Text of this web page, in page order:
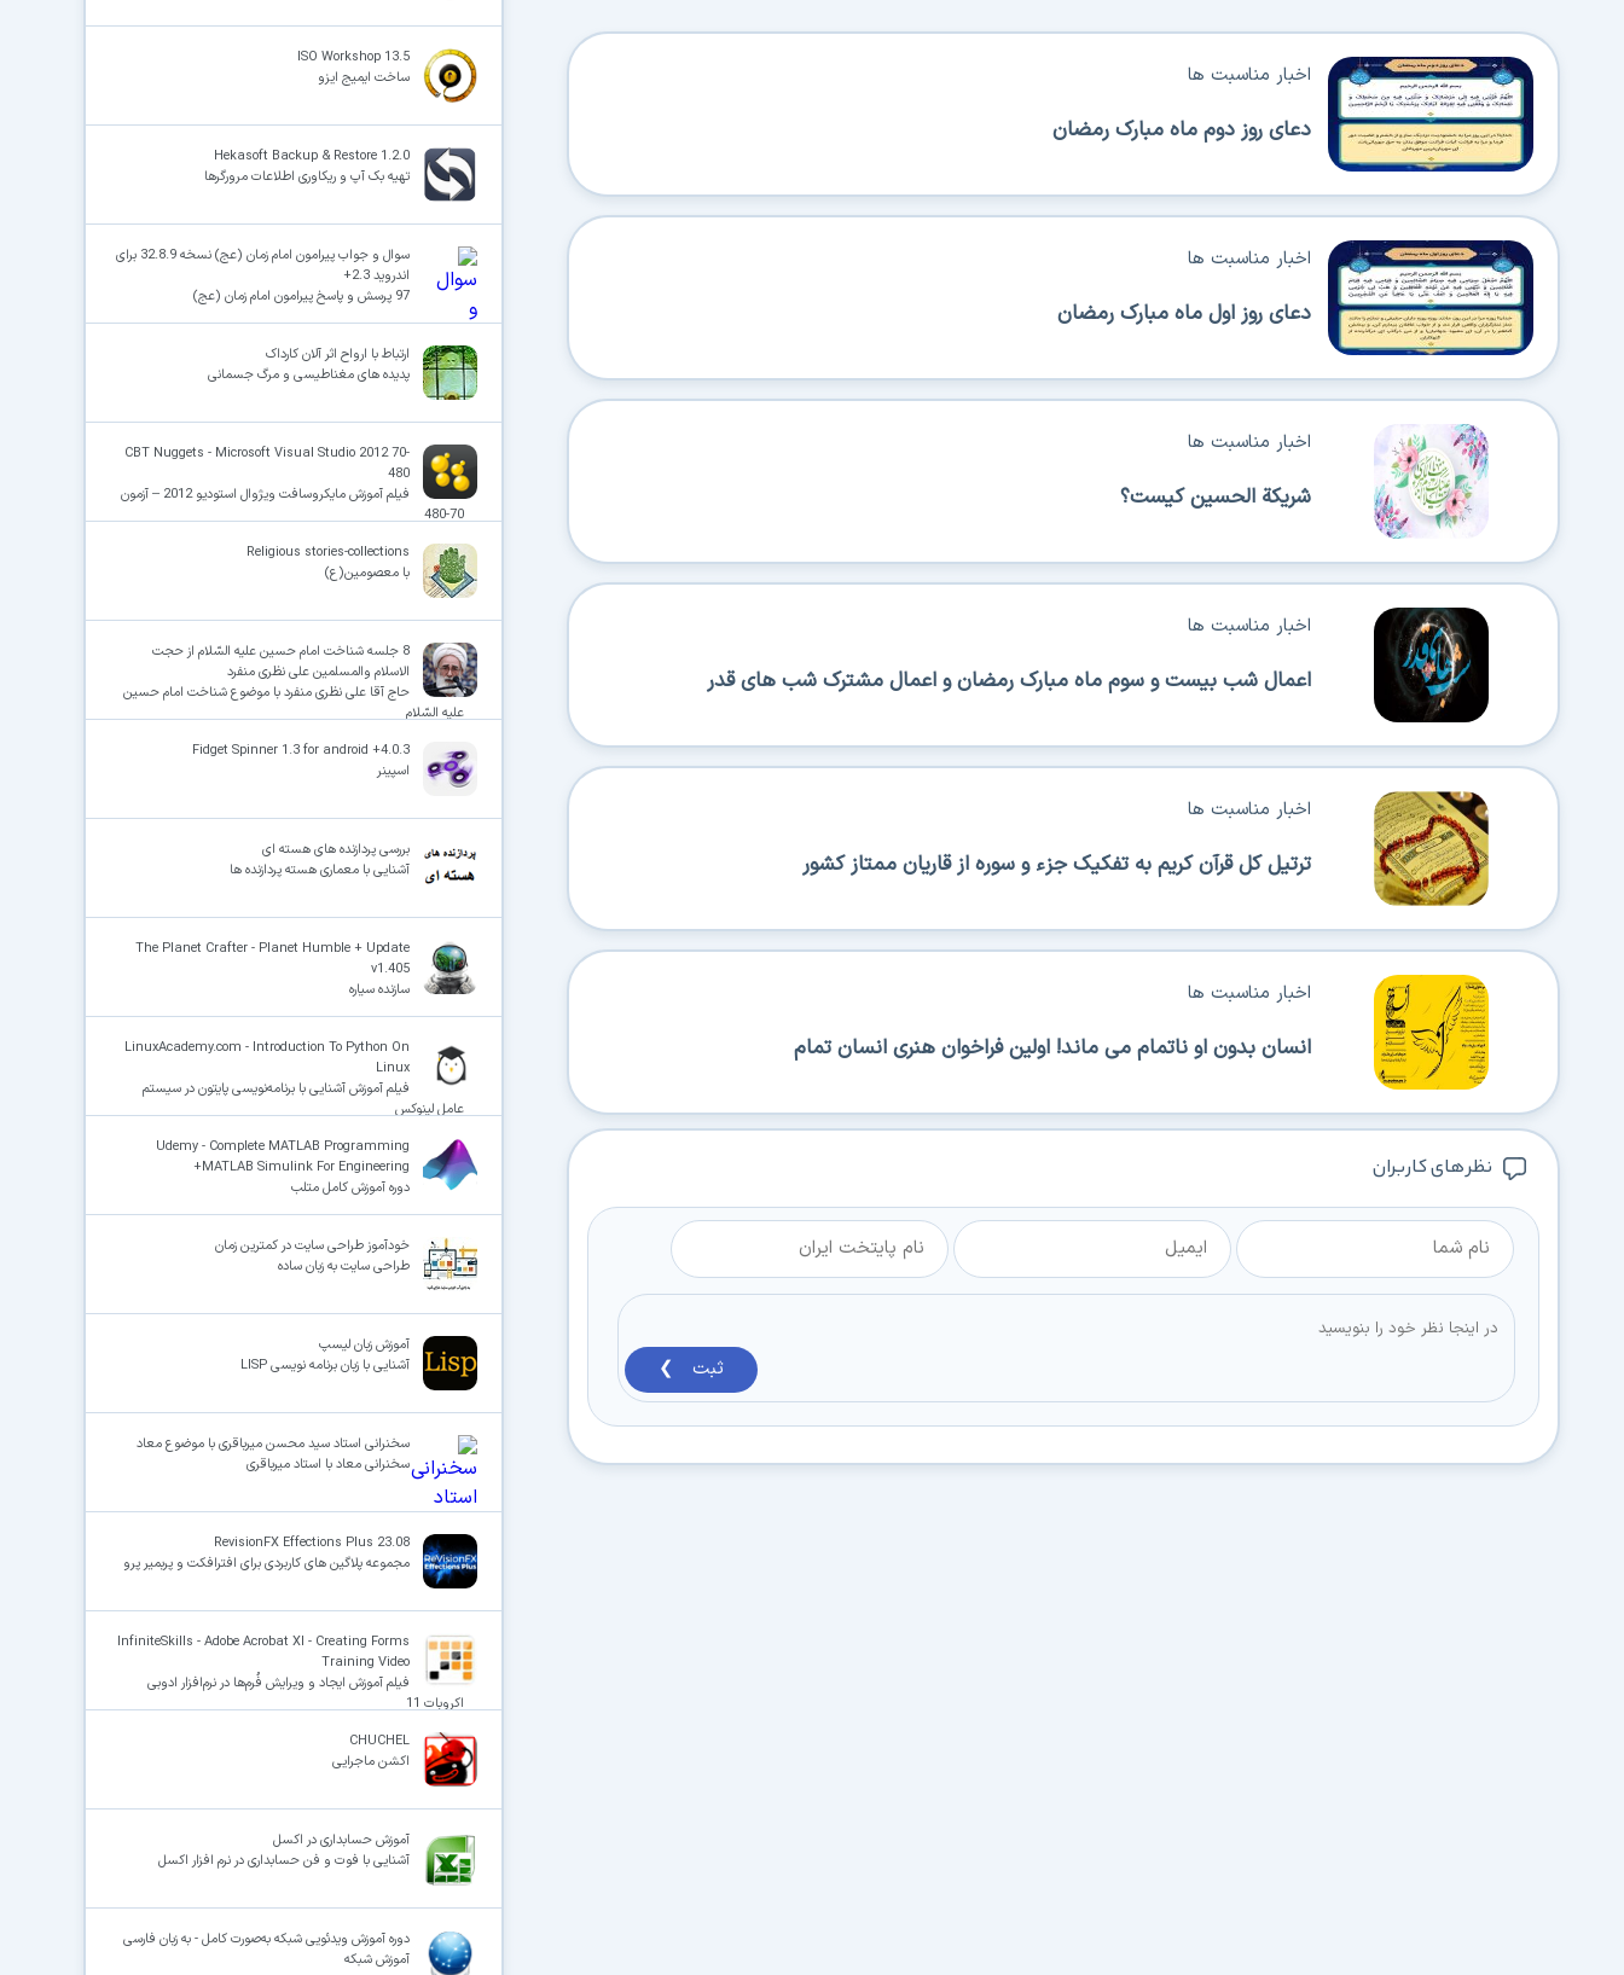
دعای روز دوم ماه مبارک رمضان
اخبار مناسبت ها
دعای روز اول ماه مبارک رمضان
اخبار مناسبت ها
شریکة الحسین کیست؟
اخبار مناسبت ها
اعمال شب بیست و سوم ماه مبارک رمضان و اعمال مشترک شب های قدر
اخبار مناسبت ها
ترتیل کل قرآن کریم به تفکیک جزء و سوره از قاریان ممتاز کشور
اخبار مناسبت ها
انسان بدون او ناتمام می ماند! اولین فراخوان هنری انسان تمام
اخبار مناسبت ها
نظر های کاربران
ثبت ❯
ISO Workshop 13.5
ساخت ایمیج ایزو
Hekasoft Backup & Restore 1.2.0
تهیه بک آپ و ریکاوری اطلاعات مرورگرها
سوال و جواب پیرامون امام زمان (عج) نسخه 32.8.9 برای
اندروید 2.3+
97 پرسش و پاسخ پیرامون امام زمان (عج)
ارتباط با ارواح اثر آلان کارداک
پدیده های مغناطیسی و مرگ جسمانی
CBT Nuggets - Microsoft Visual Studio 2012 70-
480
فیلم آموزش مایکروسافت ویژوال استودیو 2012 – آزمون
70-480
Religious stories-collections
با معصومین(ع)
8 جلسه شناخت امام حسین علیه السّلام از حجت
الاسلام والمسلمین علی نظری منفرد
حاج آقا علی نظری منفرد با موضوع شناخت امام حسین
علیه السّلام
Fidget Spinner 1.3 for android +4.0.3
اسپینر
بررسی پردازنده های هسته ای
آشنایی با معماری هسته پردازنده ها
The Planet Crafter - Planet Humble + Update
v1.405
سازنده سیاره
LinuxAcademy.com - Introduction To Python On
Linux
فیلم آموزش آشنایی با برنامه‌نویسی پایتون در سیستم
عامل لینوکس
Udemy - Complete MATLAB Programming
+MATLAB Simulink For Engineering
دوره آموزش کامل متلب
خودآموز طراحی سایت در کمترین زمان
طراحی سایت به زبان ساده
آموزش زبان لیسپ
آشنایی با زبان برنامه نویسی LISP
سخنرانی استاد سید محسن میرباقری با موضوع معاد
سخنرانی معاد با استاد میرباقری
RevisionFX Effections Plus 23.08
مجموعه پلاگین های کاربردی برای افترافکت و پربمیر پرو
InfiniteSkills - Adobe Acrobat XI - Creating Forms
Training Video
فیلم آموزش ایجاد و ویرایش فُرم‌ها در نرم‌افزار ادوبی
اکروبات 11
CHUCHEL
اکشن ماجرایی
آموزش حسابداری در اکسل
آشنایی با فوت و فن حسابداری در نرم افزار اکسل
دوره آموزش ویدئویی شبکه به‌صورت کامل - به زبان فارسی
آموزش شبکه